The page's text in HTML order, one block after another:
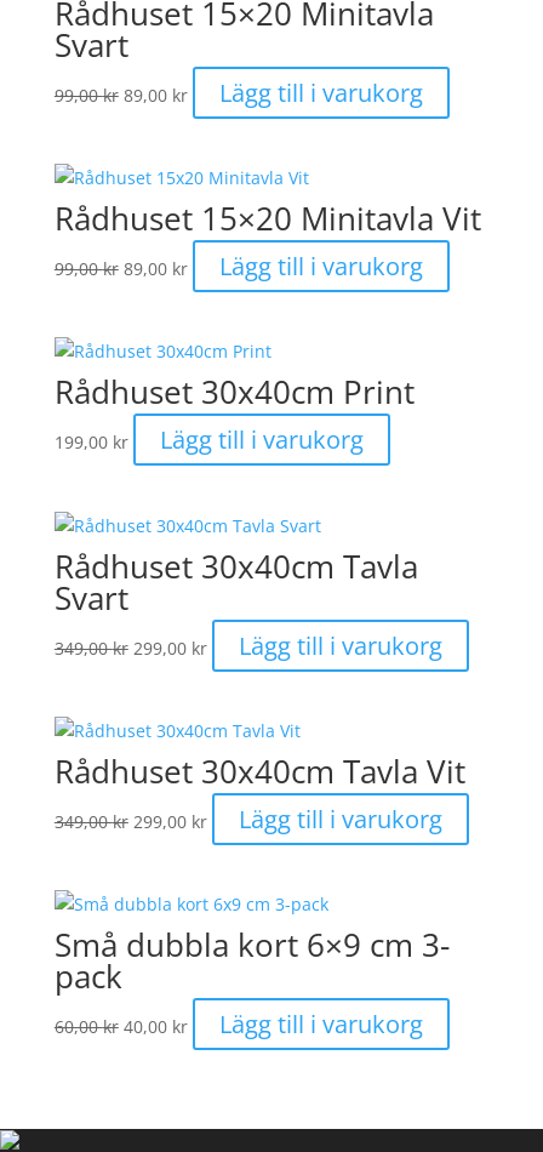
Rådhuset 15×20 Minitavla
Svart
99,00kr Det
ursprungliga
var:
89,00 kr
nuvarande
är:
Lägg till i varukorg
Rådhuset 15×20 Minitavla Vit
99,00kr Det
ursprungliga
var:
89,00 kr
nuvarande
är:
Lägg till i varukorg
Rådhuset 30x40cm Print
199,00 kr Lägg till i varukorg
Rådhuset 30x40cm Tavla
Svart
349,00kr Det
ursprungliga
var:
299,00 kr
nuvarande
Lägg till i varukorg
Rådhuset 30x40cm Tavla Vit
349,00kr Det
ursprungliga
var:
299,00 kr
nuvarande
är:
Lägg till i varukorg
Små dubbla kort 6×9 cm 3-
pack
60,00kr Det
ursprungliga
60,00 kr.
40,00 kr
nuvarande
40,00 kr.
Lägg till i varukorg